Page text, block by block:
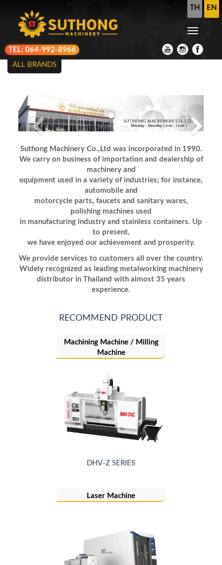
TH EN
TEL: 064-992-8966
ALL BRANDS
Previous
Suthong Machinery Co.,Ltd was incorporated in 1990.
We carry on business of importation and dealership of
machinery and
equipment used in a variety of industries; for instance,
automobile and
motorcycle parts, faucets and sanitary wares,
polishing machines used
in manufacturing industry and stainless containers. Up
to present,
we have enjoyed our achievement and prosperity.
We provide services to customers all over the country.
Widely recognized as leading metalworking machinery
distributor in Thailand with almost 35 years
experience.
RECOMMEND PRODUCT
Machining Machine / Milling
Machine
DHV-Z SERIES
Laser Machine